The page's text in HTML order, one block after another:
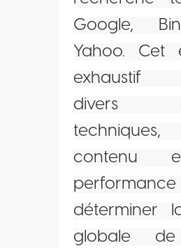
Google,
Yahoo. Cet
exhaustif
divers
contenu
déterminer
globale